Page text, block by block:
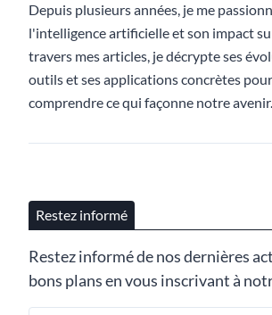
Depuis plusieurs années, je me
l'intelligence artificielle et son impact
travers mes articles, je décrypte ses
outils et ses applications concrètes
comprendre ce qui façonne notre avenir.
Restez informé
Restez informé de nos dernières
bons plans en vous inscrivant à